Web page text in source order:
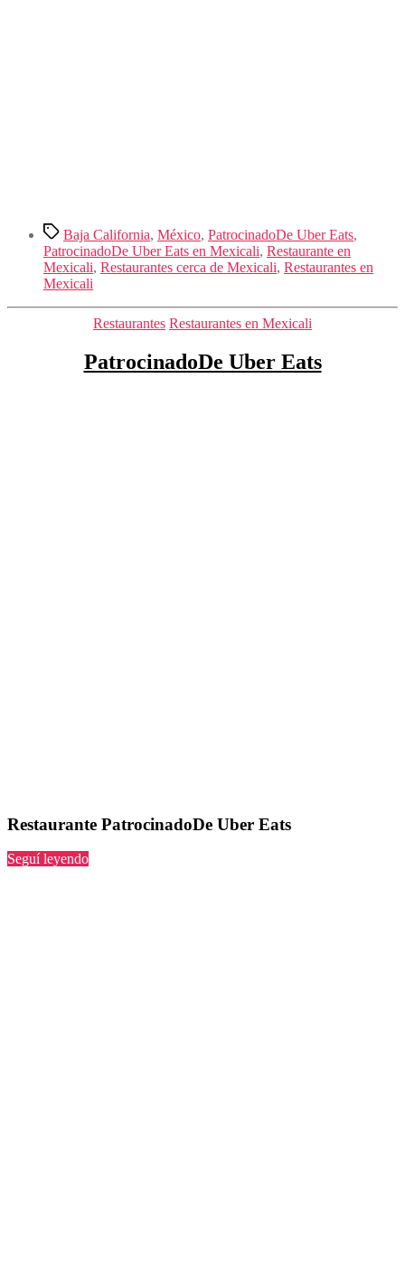
Etiquetas
Baja California, México, PatrocinadoDe Uber Eats,
PatrocinadoDe Uber Eats en Mexicali, Restaurante en
Mexicali, Restaurantes cerca de Mexicali, Restaurantes en
Mexicali
Categorías
Restaurantes Restaurantes en Mexicali
PatrocinadoDe Uber Eats
Restaurante PatrocinadoDe Uber Eats
Seguí leyendo“PatrocinadoDe